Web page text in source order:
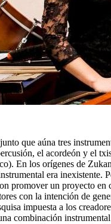
que aúna tres
el acordeón y el
En los orígenes de
era inexistente.
promover un proyecto en
con la intención de
impuesta a los
combinación